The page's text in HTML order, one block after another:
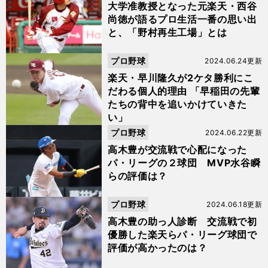
大学准教授となった元楽天・西谷
尚徳が語るプロ生活一番の思い出
と、「野村再生工場」とは
楽天・早川隆久が2ケタ勝利にこ
だわる個人的理由 「早稲田の先輩
たちの背中を追いかけていきた
い」
2024.06.24更新
プロ野球
高木豊が交流戦で心配になった
パ・リーグの２球団 MVP水谷瞬
らの評価は？
2024.06.22更新
プロ野球
高木豊の助っ人診断 交流戦で初
優勝した楽天らパ・リーグ球団で
評価が高かったのは？
2024.06.18更新
プロ野球